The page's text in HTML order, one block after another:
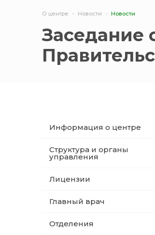
О центре Новости Новости
Заседание
Информация о центре
Структура и органы
управления
Лицензии
Главный врач
Отделения